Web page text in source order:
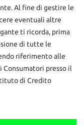
Al fine di gestire le
eventuali altre
ti ricorda, prima
di tutte le
riferimento alle
Consumatori presso il
di Credito